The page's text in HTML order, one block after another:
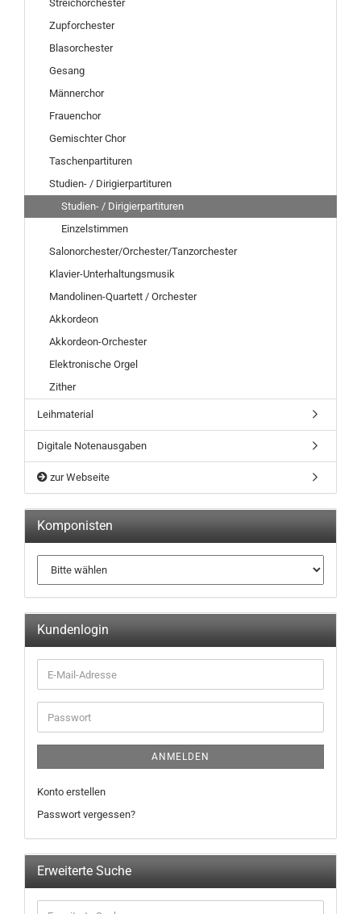
Streichorchester
Zupforchester
Blasorchester
Gesang
Männerchor
Frauenchor
Gemischter Chor
Taschenpartituren
Studien- / Dirigierpartituren
Studien- / Dirigierpartituren
Einzelstimmen
Salonorchester/Orchester/Tanzorchester
Klavier-Unterhaltungsmusik
Mandolinen-Quartett / Orchester
Akkordeon
Akkordeon-Orchester
Elektronische Orgel
Zither
Leihmaterial
Digitale Notenausgaben
zur Webseite
Komponisten
Kundenlogin
ANMELDEN
Konto erstellen
Passwort vergessen?
Erweiterte Suche